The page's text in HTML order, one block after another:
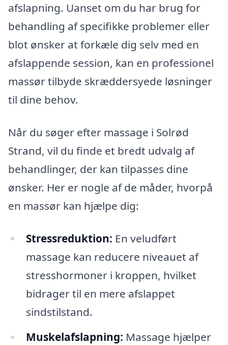
afslapning. Uanset om du har brug for
behandling af specifikke problemer eller
blot ønsker at forkæle dig selv med en
afslappende session, kan en professionel
massør tilbyde skræddersyede løsninger
til dine behov.
Når du søger efter massage i Solrød
Strand, vil du finde et bredt udvalg af
behandlinger, der kan tilpasses dine
ønsker. Her er nogle af de måder, hvorpå
en massør kan hjælpe dig:
Stressreduktion: En veludført
massage kan reducere niveauet af
stresshormoner i kroppen, hvilket
bidrager til en mere afslappet
sindstilstand.
Muskelafslapning: Massage hjælper